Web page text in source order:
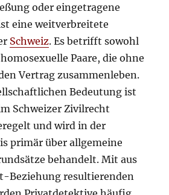
oder eingetragene
eine weitverbreitete
Schweiz. Es betrifft sowohl
Paare, die ohne
Vertrag zusammenleben.
Bedeutung ist
Schweizer Zivilrecht
und wird in der
primär über allgemeine
behandelt. Mit aus
Beziehung resultierenden